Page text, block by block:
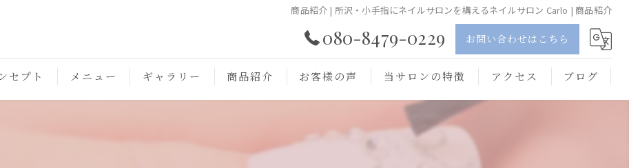
商品紹介 | 所沢・小手指にネイルサロンを構えるネイルサロン Carlo | 商品紹介
080-8479-0229 お問い合わせはこちら
セプト メニュー ギャラリー 商品紹介 お客様の声 当サロンの特徴
ジェル
アクセス ブログ